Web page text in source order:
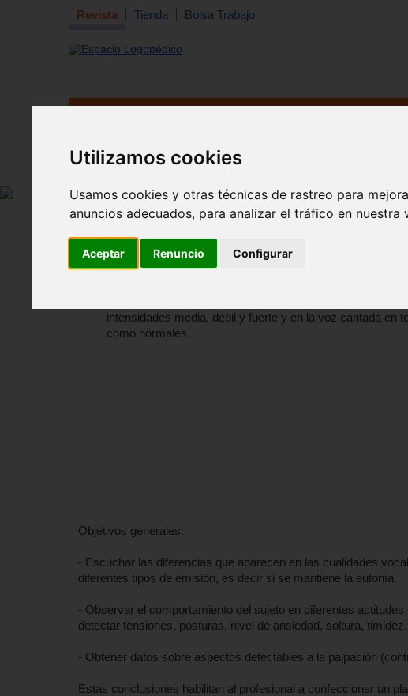
Utilizamos cookies
Usamos cookies y otras técnicas de rastreo para
anuncios adecuados, para analizar el tráfico en
Aceptar Renuncio Configurar
Revista Tienda Bolsa Trabajo
Inicio>Revista
Evaluación perceptual de la función
intensidades media, débil y fuerte y en la voz cantada en
como normales.
Objetivos generales:
- Escuchar las diferencias que aparecen en las cualidades
diferentes tipos de emisión, es decir si se mantiene la eufonía.
- Observar el comportamiento del sujeto en diferentes
detectar tensiones, posturas, nivel de ansiedad, soltura,
- Obtener datos sobre aspectos detectables a la palpación
Estas conclusiones habilitan al profesional a confeccionar un